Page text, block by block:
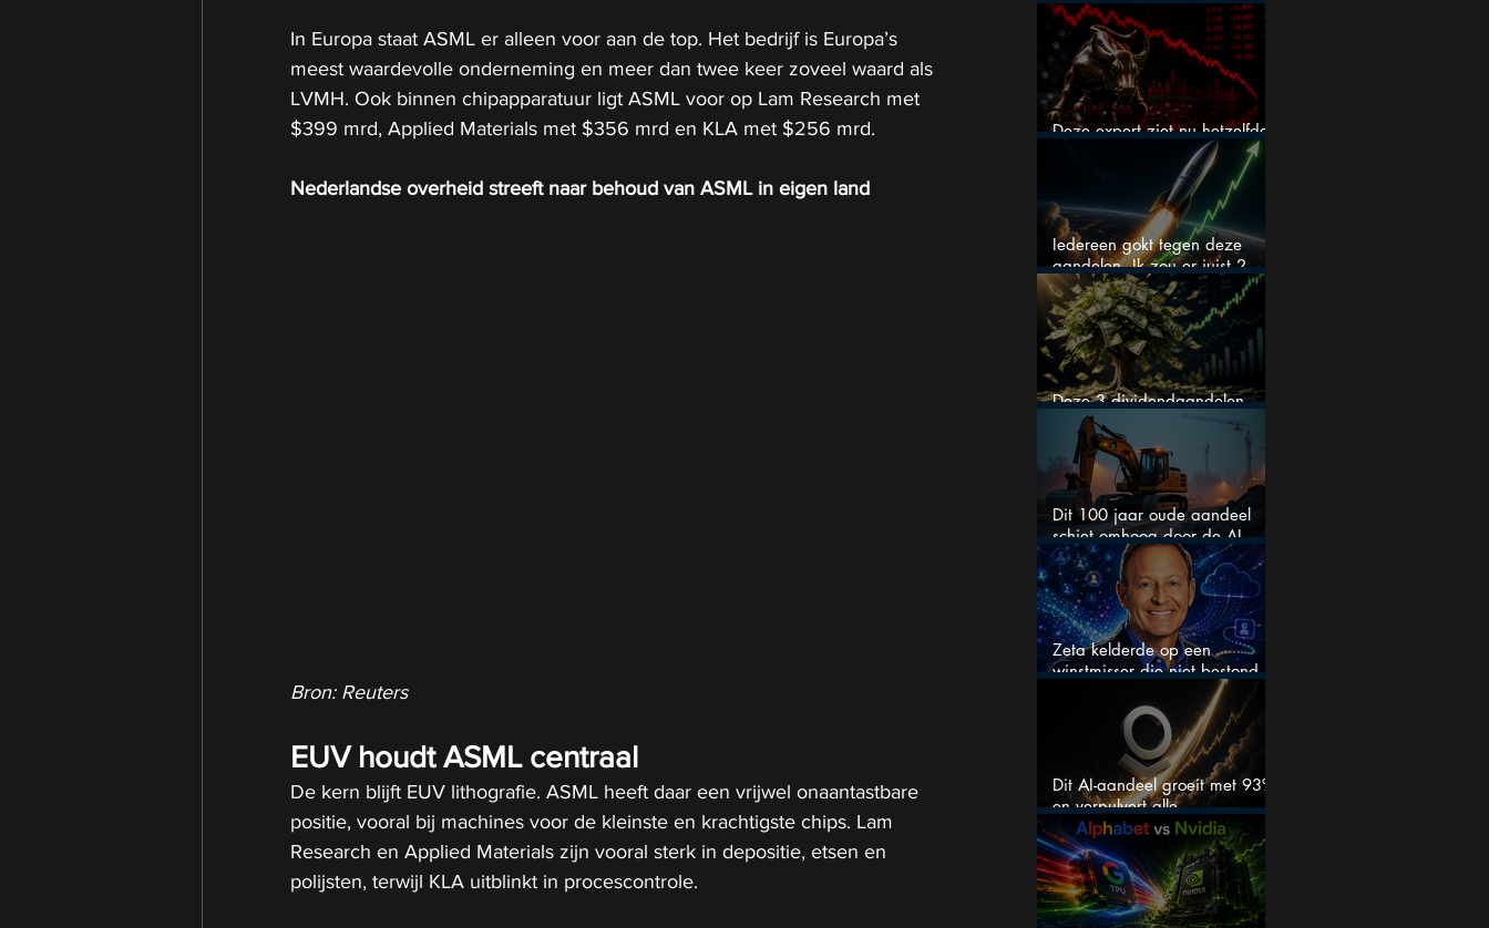
In Europa staat ASML er alleen voor aan de top. Het bedrijf is Europa’s
meest waardevolle onderneming en meer dan twee keer zoveel waard als
LVMH. Ook binnen chipapparatuur ligt ASML voor op Lam Research met
$399 mrd, Applied Materials met $356 mrd en KLA met $256 mrd.
Nederlandse overheid streeft naar behoud van ASML in eigen land
Bron: Reuters
EUV houdt ASML centraal
De kern blijft EUV lithografie. ASML heeft daar een vrijwel onaantastbare
positie, vooral bij machines voor de kleinste en krachtigste chips. Lam
Research en Applied Materials zijn vooral sterk in depositie, etsen en
polijsten, terwijl KLA uitblinkt in procescontrole.
tientallen miljarden nodig
Deze expert ziet nu hetzelfde
als voor de crash van 1987
Iedereen gokt tegen deze
aandelen. Ik zou er juist 2
kopen
Deze 3 dividendaandelen
kunnen binnenkort flink stijgen
Dit 100 jaar oude aandeel
schiet omhoog door de AI-
boom
Zeta kelderde op een
winstmisser die niet bestond
maar zijn de aandelen
koopwaardig?
Dit AI-aandeel groeit met 93%
en verpulvert alle
verwachtingen, maar is het nu
nog wel koopwaardig?